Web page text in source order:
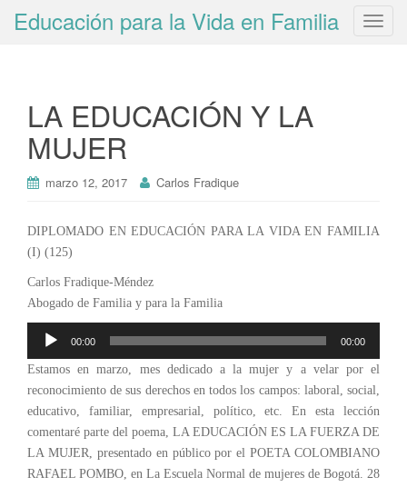
T
g
Educación para la Vida en Familia
LA EDUCACIÓN Y LA
MUJER
marzo 12, 2017 Carlos Fradique
DIPLOMADO EN EDUCACIÓN PARA LA VIDA EN FAMILIA
(I) (125)
Carlos Fradique-Méndez
Abogado de Familia y para la Familia
Reproductor
audio
00:00 00:00
Estamos en marzo, mes dedicado a la mujer y a velar por el
reconocimiento de sus derechos en todos los campos: laboral, social,
educativo, familiar, empresarial, político, etc. En esta lección
comentaré parte del poema, LA EDUCACIÓN ES LA FUERZA DE
LA MUJER, presentado en público por el POETA COLOMBIANO
RAFAEL POMBO, en La Escuela Normal de mujeres de Bogotá. 28